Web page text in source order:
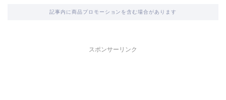
記事内に商品プロモーションを含む場合があります
スポンサーリンク